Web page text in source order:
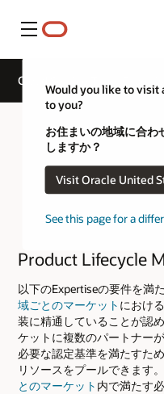
メニュー
Would you like to visit
to you?
お住まいの地域に合
しますか？
Visit Oracle United
See this page for a
Cloud Service Track Expertise
Product Lifecycle
以下のExpertiseの要件を満
域ごとのマーケット におけ
装に精通していることが認
ケットに複数のパートナー
必要な認定基準を満たすた
リソースをプールできます
とのマーケット 内で満たす